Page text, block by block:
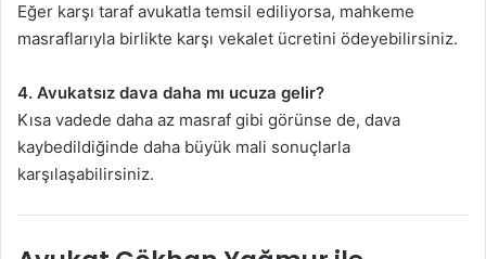
Eğer karşı taraf avukatla temsil ediliyorsa, mahkeme
masraflarıyla birlikte karşı vekalet ücretini ödeyebilirsiniz.
4. Avukatsız dava daha mı ucuza gelir?
Kısa vadede daha az masraf gibi görünse de, dava
kaybedildiğinde daha büyük mali sonuçlarla
karşılaşabilirsiniz.